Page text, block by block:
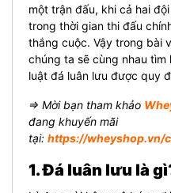
một trận đấu, khi cả hai
trong thời gian thi đấu
thắng cuộc. Vậy trong bài
chúng ta sẽ cùng nhau tìm
luật đá luân lưu được quy
⇒ Mời bạn tham khảo
đang khuyến mãi
tại: https://wheyshop.vn/
1. Đá luân lưu là